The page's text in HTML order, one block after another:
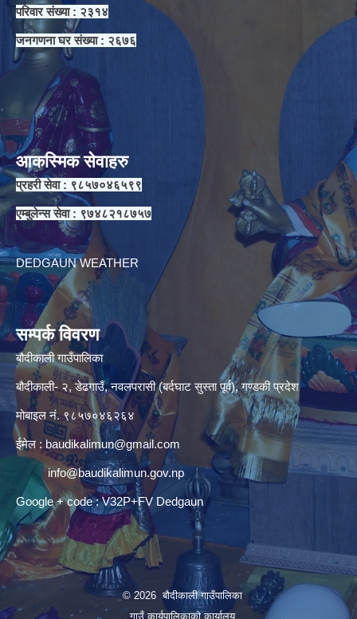
परिवार संख्या : २३१४
जनगणना घर संख्या : २६७६
आकस्मिक सेवाहरु
प्रहरी सेवा : ९८५७०४६५९९
एम्बुलेन्स सेवा : ९७४८२१८७५७
DEDGAUN WEATHER
सम्पर्क विवरण
बौदीकाली गाउँपालिका
बौदीकाली- २, डेढगाउँ, नवलपरासी (बर्दघाट सुस्ता पूर्व), गण्डकी प्रदेश
मोबाइल नं. ९८५७०४६२६४
ईमेल : baudikalimun@gmail.com
info@baudikalimun.gov.np
Google + code : V32P+FV Dedgaun
© 2026 बौदीकाली गाउँपालिका
गाउँ कार्यपालिकाको कार्यालय